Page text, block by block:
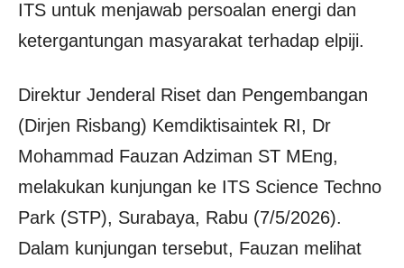
ITS untuk menjawab persoalan energi dan
ketergantungan masyarakat terhadap elpiji.
Direktur Jenderal Riset dan Pengembangan
(Dirjen Risbang) Kemdiktisaintek RI, Dr
Mohammad Fauzan Adziman ST MEng,
melakukan kunjungan ke ITS Science Techno
Park (STP), Surabaya, Rabu (7/5/2026).
Dalam kunjungan tersebut, Fauzan melihat